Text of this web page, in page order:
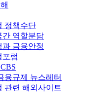
정책수단
간 역할분담
과 금융안정
포럼
융규제 뉴스레터
관련 해외사이트